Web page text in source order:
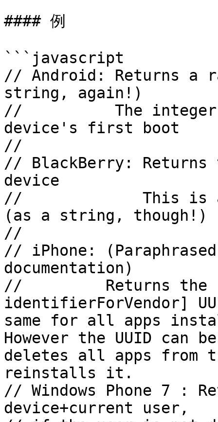
#### 例
```javascript
// Android: Returns a
string, again!)
//          The integer
device's first boot
//
// BlackBerry: Returns
device
//             This is a
(as a string, though!)
//
// iPhone:
documentation)
//         Returns the
identifierForVendor]
same for all apps
However the UUID
deletes all apps from
reinstalls it.
// Windows Phone 7 :
device+current user,